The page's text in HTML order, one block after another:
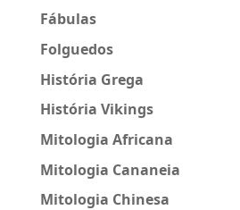
Fábulas
Folguedos
História Grega
História Vikings
Mitologia Africana
Mitologia Cananeia
Mitologia Chinesa